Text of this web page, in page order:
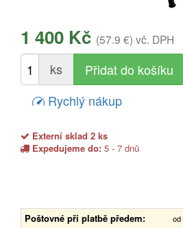
1 400 Kč (57.9 €) vč. DPH
ks
Rychlý nákup
Externí sklad 2 ks
Expedujeme do: 5 - 7 dnů
Poštovné při platbě předem: od